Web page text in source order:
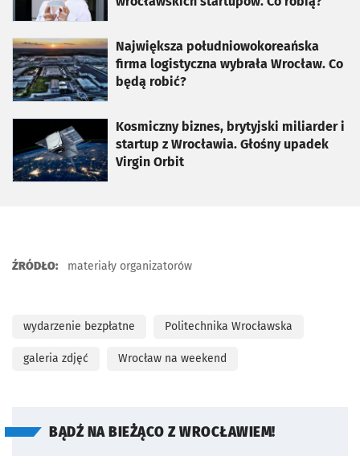
Największa południowokoreańska
firma logistyczna wybrała Wrocław. Co
będą robić?
otworzy się w nowej karcie
Kosmiczny biznes, brytyjski miliarder i
startup z Wrocławia. Głośny upadek
Virgin Orbit
otworzy się w nowej karcie
ŹRÓDŁO: materiały organizatorów
wydarzenie bezpłatne Politechnika Wrocławska
galeria zdjęć Wrocław na weekend
BĄDŹ NA BIEŻĄCO Z WROCŁAWIEM!